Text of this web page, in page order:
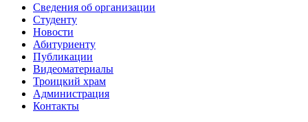
Сведения об организации
Студенту
Новости
Абитуриенту
Публикации
Видеоматериалы
Троицкий храм
Администрация
Контакты